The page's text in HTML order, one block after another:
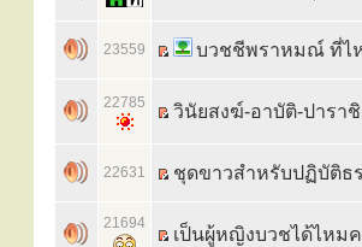
23559 บวชชีพราหมณ์ ที่ไ
22785 วินัยสงฆ์-อาบัติ-ปารา
22631 ชุดขาวสำหรับปฏิบัติธ
21694
เป็นผู้หญิงบวชได้ไหม